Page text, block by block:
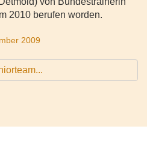
2010 berufen worden.
2009